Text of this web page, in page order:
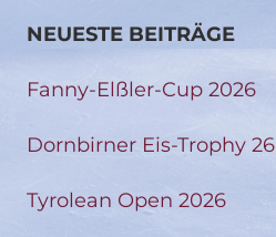
NEUESTE BEITRÄGE
Fanny-Elßler-Cup 2026
Dornbirner Eis-Trophy 26
Tyrolean Open 2026